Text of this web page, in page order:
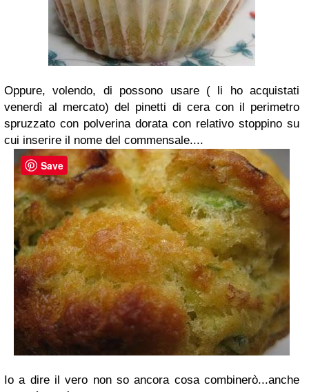
Oppure, volendo, di possono usare ( li ho acquistati
venerdì al mercato) del pinetti di cera con il perimetro
spruzzato con polverina dorata con relativo stoppino su
cui inserire il nome del commensale....
Io a dire il vero non so ancora cosa combinerò...anche
Save